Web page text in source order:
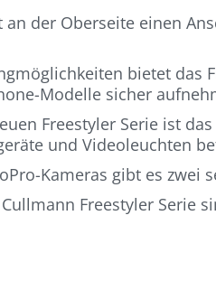
an der Oberseite einen
bietet das
Modelle sicher
Freestyler Serie ist
und Videoleuchten
Kameras gibt es zwei
Freestyler Serie